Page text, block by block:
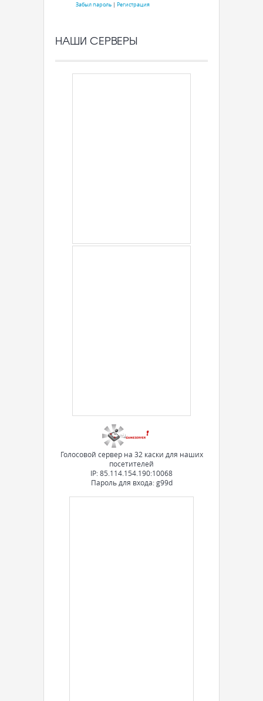
Забыл пароль| Регистрация
НАШИ СЕРВЕРЫ
Голосовой сервер на 32 каски для наших
посетителей
IP: 85.114.154.190:10068
Пароль для входа: g99d